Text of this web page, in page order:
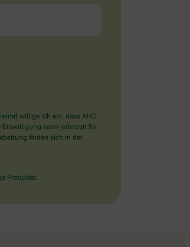
willige ich ein, dass AHD
Einwilligung kann jederzeit für
finden sich in der
Produkte.